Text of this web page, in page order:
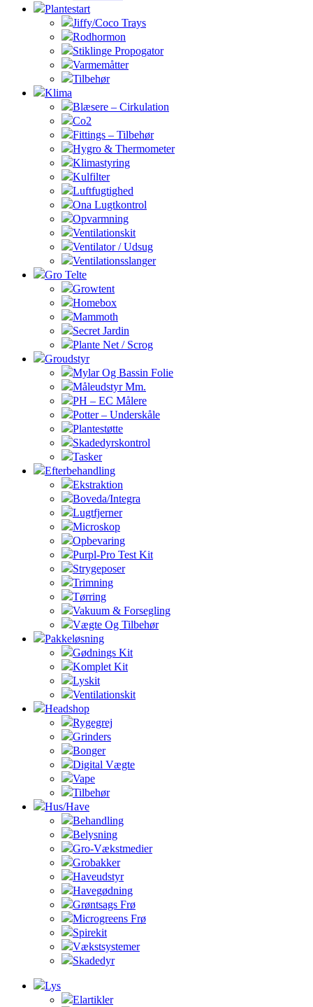
Plantestart
Jiffy/Coco Trays
Rodhormon
Stiklinge Propogator
Varmemåtter
Tilbehør
Klima
Blæsere – Cirkulation
Co2
Fittings – Tilbehør
Hygro & Thermometer
Klimastyring
Kulfilter
Luftfugtighed
Ona Lugtkontrol
Opvarmning
Ventilationskit
Ventilator / Udsug
Ventilationsslanger
Gro Telte
Growtent
Homebox
Mammoth
Secret Jardin
Plante Net / Scrog
Groudstyr
Mylar Og Bassin Folie
Måleudstyr Mm.
PH – EC Målere
Potter – Underskåle
Plantestøtte
Skadedyrskontrol
Tasker
Efterbehandling
Ekstraktion
Boveda/Integra
Lugtfjerner
Microskop
Opbevaring
Purpl-Pro Test Kit
Strygeposer
Trimning
Tørring
Vakuum & Forsegling
Vægte Og Tilbehør
Pakkeløsning
Gødnings Kit
Komplet Kit
Lyskit
Ventilationskit
Headshop
Rygegrej
Grinders
Bonger
Digital Vægte
Vape
Tilbehør
Hus/Have
Behandling
Belysning
Gro-Vækstmedier
Grobakker
Haveudstyr
Havegødning
Grøntsags Frø
Microgreens Frø
Spirekit
Vækstsystemer
Skadedyr
Lys
Elartikler